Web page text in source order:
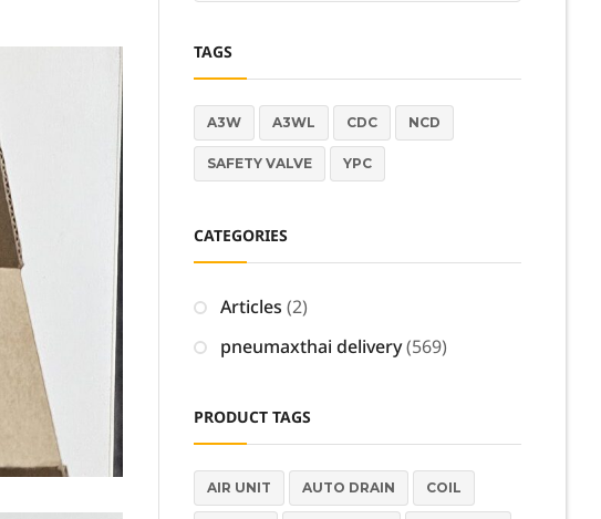
TAGS
A3W A3WL CDC NCD
SAFETY VALVE YPC
CATEGORIES
Articles (2)
pneumaxthai delivery(569)
PRODUCT TAGS
AIR UNIT AUTO DRAIN COIL